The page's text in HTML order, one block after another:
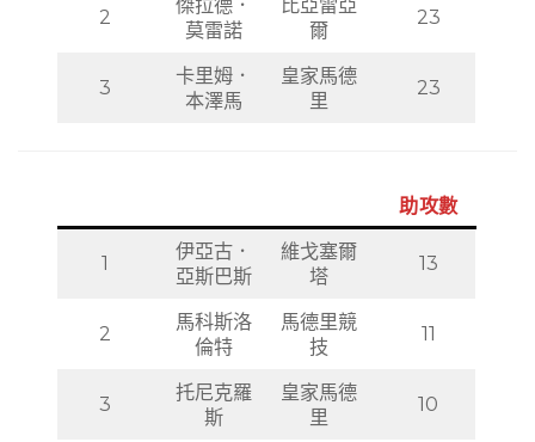
2
傑拉德．
莫雷諾
比亞雷亞
爾
23
3
卡里姆．
本澤馬
皇家馬德
里
23
助攻數
1
伊亞古．
亞斯巴斯
維戈塞爾
塔
13
2
馬科斯洛
倫特
馬德里競
技
11
3
托尼克羅
斯
皇家馬德
里
10